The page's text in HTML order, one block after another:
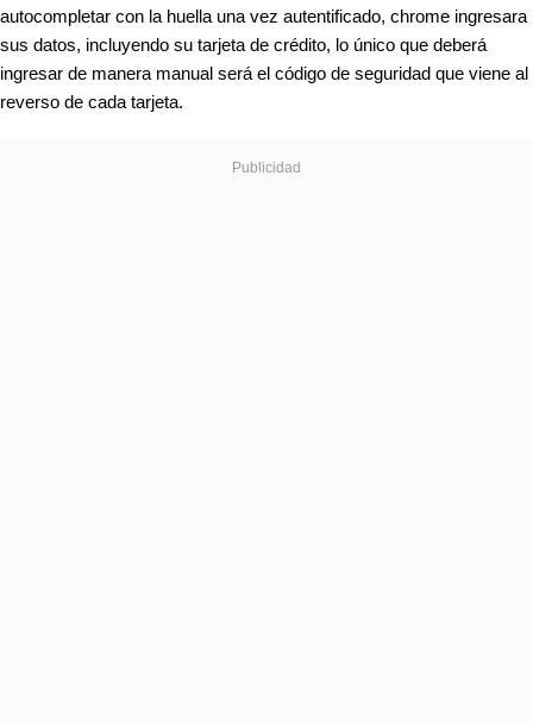
autocompletar con la huella una vez autentificado, chrome ingresara
sus datos, incluyendo su tarjeta de crédito, lo único que deberá
ingresar de manera manual será el código de seguridad que viene al
reverso de cada tarjeta.